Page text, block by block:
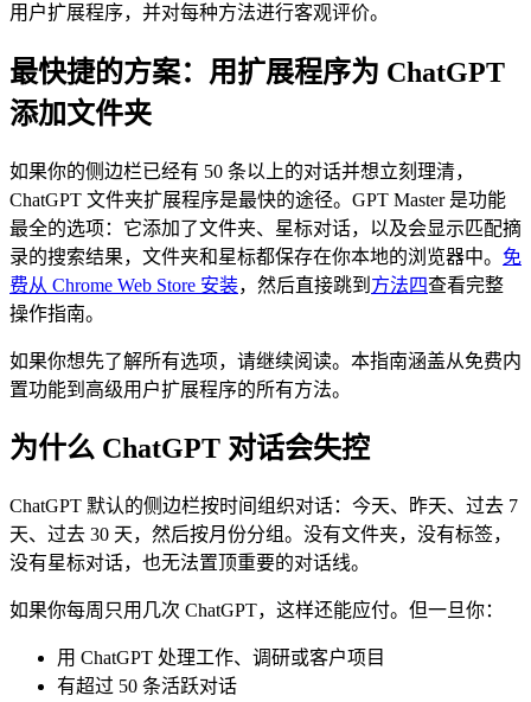
用户扩展程序，并对每种方法进行客观评价。
最快捷的方案：用扩展程序为 ChatGPT
添加文件夹
如果你的侧边栏已经有 50 条以上的对话并想立刻理清，
ChatGPT 文件夹扩展程序是最快的途径。GPT Master 是功能
最全的选项：它添加了文件夹、星标对话，以及会显示匹配摘
录的搜索结果，文件夹和星标都保存在你本地的浏览器中。 免
费从 Chrome Web Store 安装，然后直接跳到 方法四查看完整
操作指南。
如果你想先了解所有选项，请继续阅读。本指南涵盖从免费内
置功能到高级用户扩展程序的所有方法。
为什么 ChatGPT 对话会失控
ChatGPT 默认的侧边栏按时间组织对话：今天、昨天、过去 7
天、过去 30 天，然后按月份分组。没有文件夹，没有标签，
没有星标对话，也无法置顶重要的对话线。
如果你每周只用几次 ChatGPT，这样还能应付。但一旦你：
用 ChatGPT 处理工作、调研或客户项目
有超过 50 条活跃对话